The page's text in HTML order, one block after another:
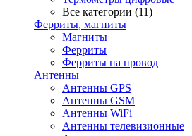
Все категории (11)
Ферриты, магниты
Магниты
Ферриты
Ферриты на провод
Антенны
Антенны GPS
Антенны GSM
Антенны WiFi
Антенны телевизионные